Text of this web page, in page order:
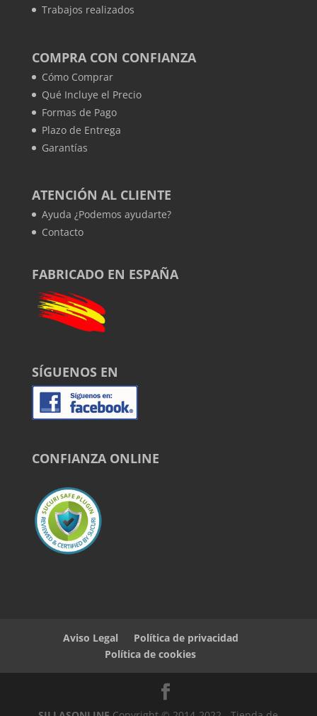
Trabajos realizados
COMPRA CON CONFIANZA
Cómo Comprar
Qué Incluye el Precio
Formas de Pago
Plazo de Entrega
Garantías
ATENCIÓN AL CLIENTE
Ayuda ¿Podemos ayudarte?
Contacto
FABRICADO EN ESPAÑA
SÍGUENOS EN
CONFIANZA ONLINE
Aviso Legal
Política de privacidad
Política de cookies